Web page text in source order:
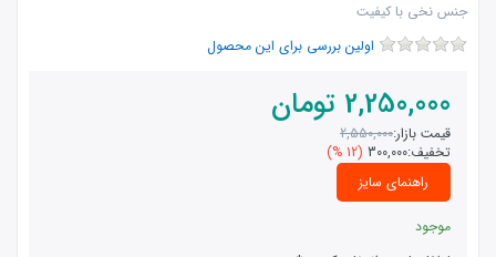
جنس نخی با کیفیت
اولین بررسی برای این محصول
2,250,000 تومان
قیمت بازار:2,550,000
تخفیف:300,000
(12 %)
راهنمای سایز
موجود